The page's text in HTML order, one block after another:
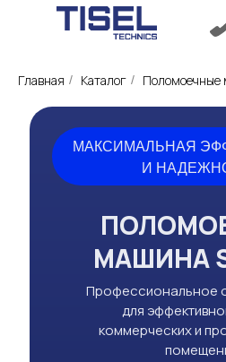
Главная / Каталог /
МАШИНА
Профессиональное
для
коммерческих и
МАКСИМАЛЬНАЯ
И